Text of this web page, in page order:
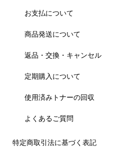
お支払について
商品発送について
返品・交換・キャンセル
定期購入について
使用済みトナーの回収
よくあるご質問
特定商取引法に基づく表記